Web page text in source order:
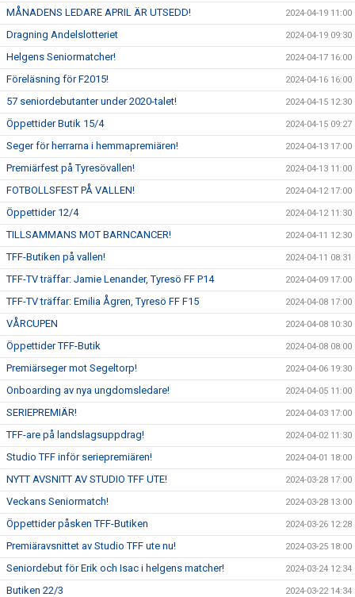
MÅNADENS LEDARE APRIL ÄR UTSEDD! 2024-04-19 11:00
Dragning Andelslotteriet 2024-04-19 09:30
Helgens Seniormatcher! 2024-04-17 16:00
Föreläsning för F2015! 2024-04-16 16:00
57 seniordebutanter under 2020-talet! 2024-04-15 12:30
Öppettider Butik 15/4 2024-04-15 09:27
Seger för herrarna i hemmapremiären! 2024-04-13 17:00
Premiärfest på Tyresövallen! 2024-04-13 11:00
FOTBOLLSFEST PÅ VALLEN! 2024-04-12 17:00
Öppettider 12/4 2024-04-12 11:30
TILLSAMMANS MOT BARNCANCER! 2024-04-11 12:30
TFF-Butiken på vallen! 2024-04-11 08:31
TFF-TV träffar: Jamie Lenander, Tyresö FF P14 2024-04-09 17:00
TFF-TV träffar: Emilia Ågren, Tyresö FF F15 2024-04-08 17:00
VÅRCUPEN 2024-04-08 10:30
Öppettider TFF-Butik 2024-04-08 08:00
Premiärseger mot Segeltorp! 2024-04-06 19:30
Onboarding av nya ungdomsledare! 2024-04-05 11:00
SERIEPREMIÄR! 2024-04-03 17:00
TFF-are på landslagsuppdrag! 2024-04-02 11:30
Studio TFF inför seriepremiären! 2024-04-01 18:00
NYTT AVSNITT AV STUDIO TFF UTE! 2024-03-28 17:00
Veckans Seniormatch! 2024-03-28 13:00
Öppettider påsken TFF-Butiken 2024-03-26 12:28
Premiäravsnittet av Studio TFF ute nu! 2024-03-25 18:00
Seniordebut för Erik och Isac i helgens matcher! 2024-03-24 12:34
Butiken 22/3 2024-03-22 14:34